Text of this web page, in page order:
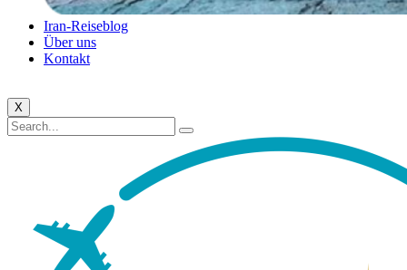
Iran-Reiseblog
Über uns
Kontakt
X